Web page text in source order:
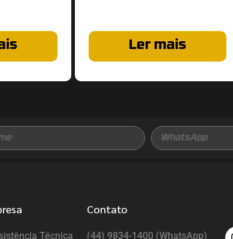
Ler mais
Técnica
Contato
(44) 9834-1400 (WhatsApp)